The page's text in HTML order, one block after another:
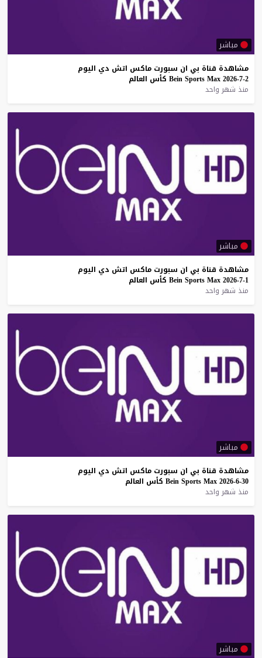
مباشر
مشاهدة قناة بي ان سبورت ماكس اتش دي اليوم
2-7-2026
Bein Sports Max كأس العالم
منذ شهر واحد
مباشر
مشاهدة قناة بي ان سبورت ماكس اتش دي اليوم
1-7-2026
Bein Sports Max كأس العالم
منذ شهر واحد
مباشر
مشاهدة قناة بي ان سبورت ماكس اتش دي اليوم
30-6-2026
Bein Sports Max كأس العالم
منذ شهر واحد
مباشر